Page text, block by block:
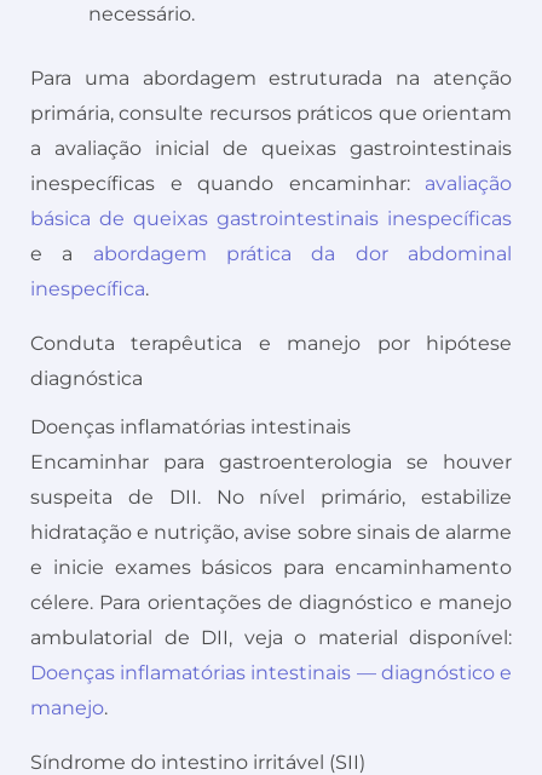
necessário.
Para uma abordagem estruturada na atenção
primária, consulte recursos práticos que orientam
a avaliação inicial de queixas gastrointestinais
inespecíficas e quando encaminhar: avaliação
básica de queixas gastrointestinais inespecíficas
e a abordagem prática da dor abdominal
inespecífica.
Conduta terapêutica e manejo por hipótese
diagnóstica
Doenças inflamatórias intestinais
Encaminhar para gastroenterologia se houver
suspeita de DII. No nível primário, estabilize
hidratação e nutrição, avise sobre sinais de alarme
e inicie exames básicos para encaminhamento
célere. Para orientações de diagnóstico e manejo
ambulatorial de DII, veja o material disponível:
Doenças inflamatórias intestinais — diagnóstico e
manejo.
Síndrome do intestino irritável (SII)